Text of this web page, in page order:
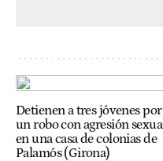
Detienen a tres jóvenes por
un robo con agresión sexual
en una casa de colonias de
Palamós (Girona)